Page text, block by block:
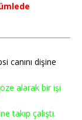
canını dişine
alarak bir işi
takıp çalıştı.